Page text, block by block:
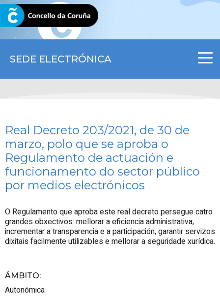
SEDE ELECTRÓNICA
CORUNA.GAL
Real Decreto 203/2021, de 30 de
marzo, polo que se aproba o
Regulamento de actuación e
funcionamento do sector público
por medios electrónicos
O Regulamento que aproba este real decreto persegue catro
grandes obxectivos: mellorar a eficiencia administrativa,
incrementar a transparencia e a participación, garantir servizos
dixitais facilmente utilizables e mellorar a seguridade xurídica.
ÁMBITO:
Autonómica